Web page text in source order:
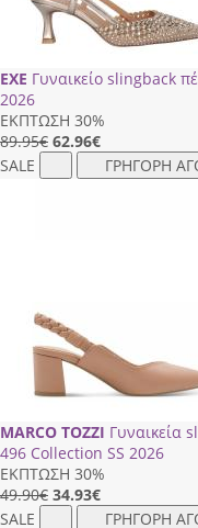
EXE Γυναικείο slingback
2026
ΕΚΠΤΩΣΗ 30%
89.95€ 62.96€
SALE
ΓΡΗΓΟΡΗ
MARCO TOZZI Γυναικεία
496 Collection SS 2026
ΕΚΠΤΩΣΗ 30%
49.90€ 34.93€
SALE
ΓΡΗΓΟΡΗ